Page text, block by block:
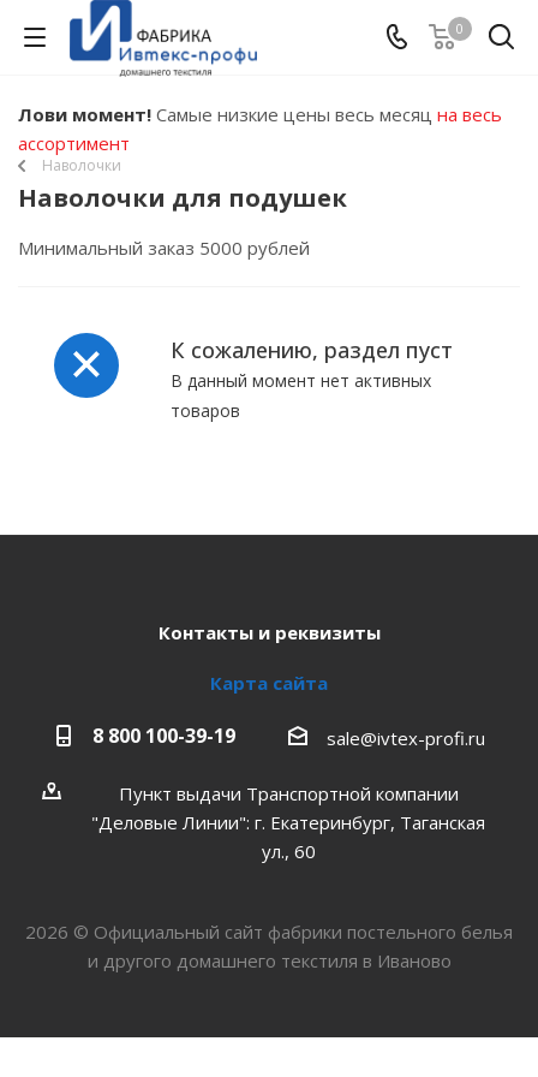
0
Лови момент! Самые низкие цены весь месяц на весь
ассортимент
Наволочки
Наволочки для подушек
Минимальный заказ 5000 рублей
К сожалению, раздел пуст
В данный момент нет активных
товаров
Контакты и реквизиты
Карта сайта
8 800 100-39-19 sale@ivtex-profi.ru
Пункт выдачи Транспортной компании
"Деловые Линии": г. Екатеринбург, Таганская
ул., 60
2026 © Официальный сайт фабрики постельного белья
и другого домашнего текстиля в Иваново